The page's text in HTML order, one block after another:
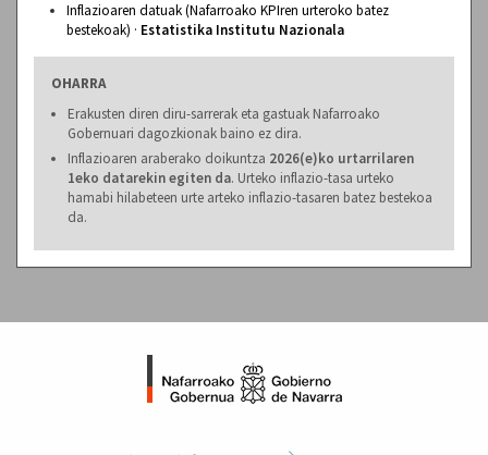
Inflazioaren datuak (Nafarroako KPIren urteroko batez
bestekoak) · Estatistika Institutu Nazionala
OHARRA
Erakusten diren diru-sarrerak eta gastuak Nafarroako
Gobernuari dagozkionak baino ez dira.
Inflazioaren araberako doikuntza 2026(e)ko urtarrilaren
1eko datarekin egiten da. Urteko inflazio-tasa urteko
hamabi hilabeteen urte arteko inflazio-tasaren batez bestekoa
da.